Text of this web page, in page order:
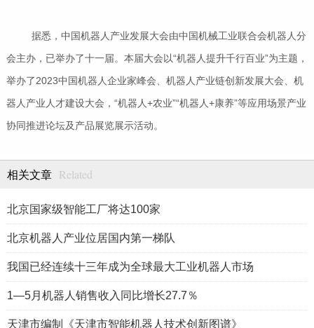
据悉，中国机器人产业发展大会由中国机械工业联合会机器人分
会主办，已举办了十一届。本届大会以“机器人提升千行百业”为主题，
举办了2023中国机器人企业家峰会、机器人产业链创新发展大会、机
器人产业人才建设大会，“机器人+农业”“机器人+康养”等应用场景产业
协同推进论坛及产品展览展示活动。
相关文章 Related
北京国家级智能工厂将达100家
北京机器人产业位居国内第一梯队
我国已经连续十三年成为全球最大工业机器人市场
1—5月机器人销售收入同比增长27.7％
天津市编制《天津市智能机器人技术创新图谱》